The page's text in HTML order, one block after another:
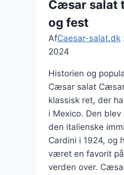
til
hverdag
Cæsar salat
og fest
AfCaesar-salat.dk
2024
Historien og
Cæsar salat
klassisk ret, der
i Mexico. Den
den italienske
Cardini i 1924, og
været en favorit
verden over.